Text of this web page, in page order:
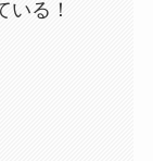
いる！